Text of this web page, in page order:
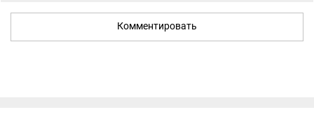
Комментировать